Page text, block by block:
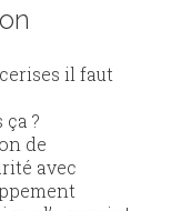
il faut
?
de
avec